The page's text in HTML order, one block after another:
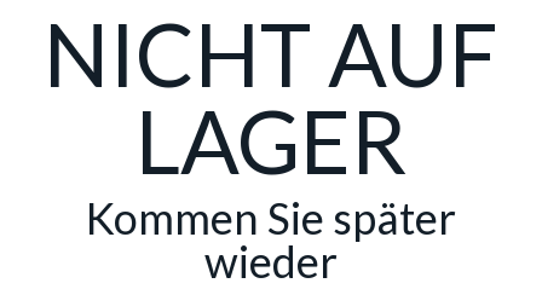
NICHT AUF
LAGER
Kommen Sie später
wieder